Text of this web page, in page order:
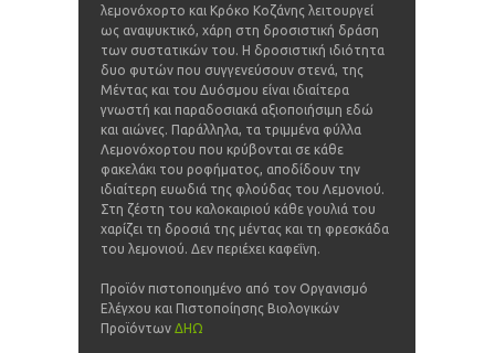
λεμονόχορτο και Κρόκο Κοζάνης λειτουργεί
ως αναψυκτικό, χάρη στη δροσιστική δράση
των συστατικών του. Η δροσιστική ιδιότητα
δυο φυτών που συγγενεύσουν στενά, της
Μέντας και του Δυόσμου είναι ιδιαίτερα
γνωστή και παραδοσιακά αξιοποιήσιμη εδώ
και αιώνες. Παράλληλα, τα τριμμένα φύλλα
Λεμονόχορτου που κρύβονται σε κάθε
φακελάκι του ροφήματος, αποδίδουν την
ιδιαίτερη ευωδιά της φλούδας του Λεμονιού.
Στη ζέστη του καλοκαιριού κάθε γουλιά του
χαρίζει τη δροσιά της μέντας και τη φρεσκάδα
του λεμονιού. Δεν περιέχει καφεΐνη.
Προϊόν πιστοποιημένο από τον Οργανισμό
Ελέγχου και Πιστοποίησης Βιολογικών
Προϊόντων ΔΗΩ